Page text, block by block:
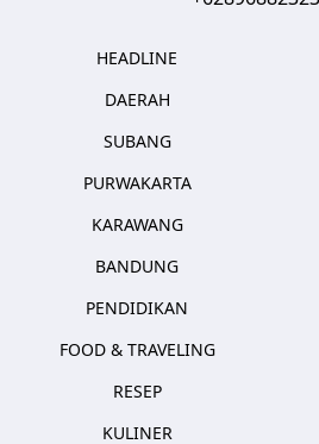
HEADLINE
DAERAH
SUBANG
PURWAKARTA
KARAWANG
BANDUNG
PENDIDIKAN
FOOD & TRAVELING
RESEP
KULINER